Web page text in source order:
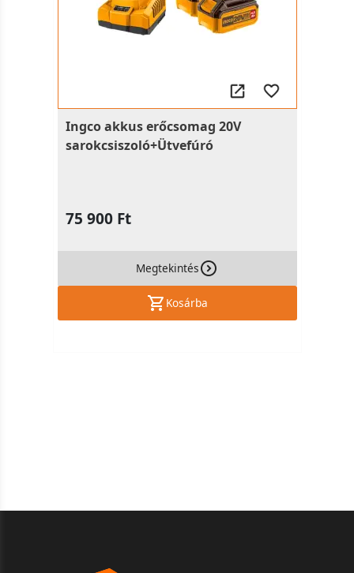
Ingco akkus erőcsomag 20V
sarokcsiszoló+Ütvefúró
75 900 Ft
Megtekintés
Kosárba